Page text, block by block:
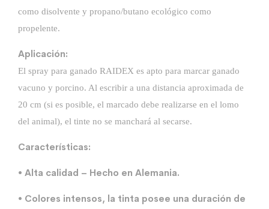
como disolvente y propano/butano ecológico como
propelente.
Aplicación:
El spray para ganado RAIDEX es apto para marcar ganado
vacuno y porcino. Al escribir a una distancia aproximada de
20 cm (si es posible, el marcado debe realizarse en el lomo
del animal), el tinte no se manchará al secarse.
Características:
• Alta calidad – Hecho en Alemania.
• Colores intensos, la tinta posee una duración de